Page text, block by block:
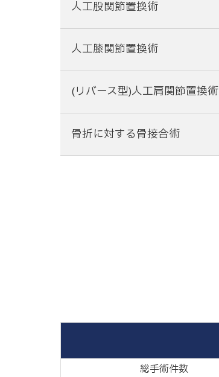
人工股関節置換術
人工膝関節置換術
(リバース型)人工肩関節置換術
骨折に対する骨接合術
総手術件数